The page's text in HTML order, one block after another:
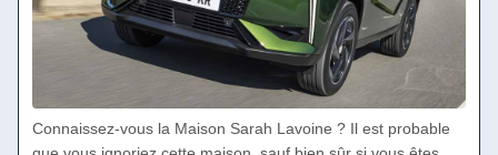
Connaissez-vous la Maison Sarah Lavoine ? Il est probable